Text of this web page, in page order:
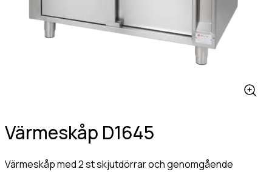
Värmeskåp D1645
Värmeskåp med 2 st skjutdörrar och genomgående
(Obligatoriskt)
Hamburgervärmeri
Utlämningshylla